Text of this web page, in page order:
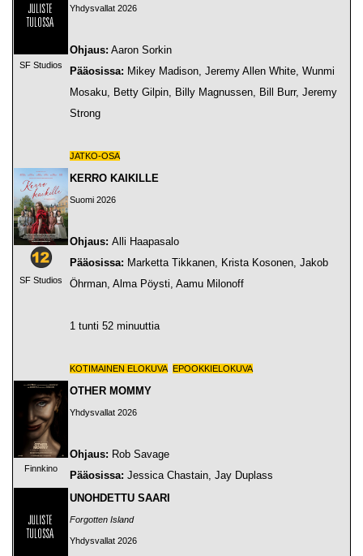
SF Studios
Yhdysvallat 2026
Ohjaus: Aaron Sorkin
Pääosissa: Mikey Madison, Jeremy Allen White, Wunmi
Mosaku, Betty Gilpin, Billy Magnussen, Bill Burr, Jeremy
Strong
JATKO-OSA
SF Studios
KERRO KAIKILLE
Suomi 2026
Ohjaus: Alli Haapasalo
Pääosissa: Marketta Tikkanen, Krista Kosonen, Jakob
Öhrman, Alma Pöysti, Aamu Milonoff
1 tunti 52 minuuttia
KOTIMAINEN ELOKUVA EPOOKKIELOKUVA
Finnkino
OTHER MOMMY
Yhdysvallat 2026
Ohjaus: Rob Savage
Pääosissa: Jessica Chastain, Jay Duplass
UNOHDETTU SAARI
Forgotten Island
Yhdysvallat 2026